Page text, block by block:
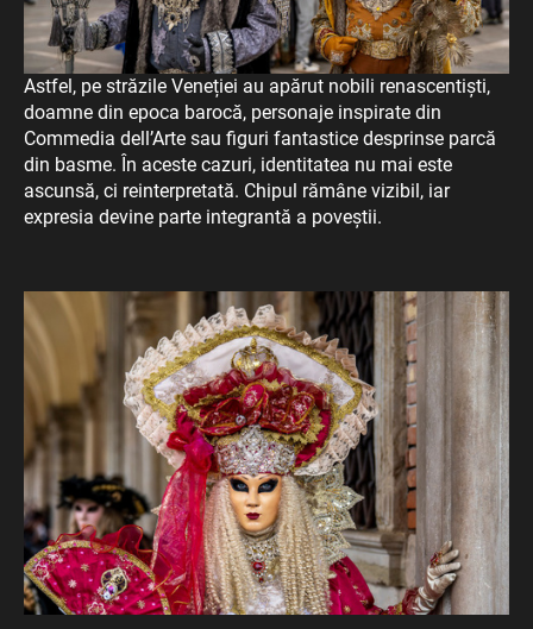
Astfel, pe străzile Veneției au apărut nobili renascentiști,
doamne din epoca barocă, personaje inspirate din
Commedia dell’Arte sau figuri fantastice desprinse parcă
din basme. În aceste cazuri, identitatea nu mai este
ascunsă, ci reinterpretată. Chipul rămâne vizibil, iar
expresia devine parte integrantă a poveștii.